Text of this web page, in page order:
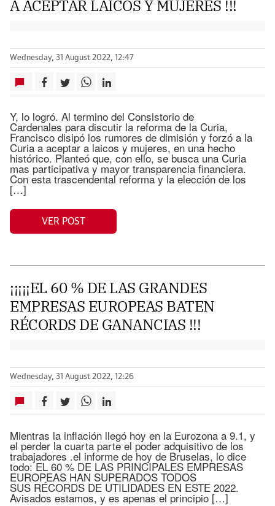
A ACEPTAR LAICOS Y MUJERES !!!
Wednesday, 31 August 2022, 12:47
Y, lo logró. Al termino del Consistorio de
Cardenales para discutir la reforma de la Curia,
Francisco disipó los rumores de dimisión y forzó a la
Curia a aceptar a laicos y mujeres, en una hecho
histórico. Planteó que, con ello, se busca una Curia
mas participativa y mayor transparencia financiera.
Con esta trascendental reforma y la elección de los
[…]
VER POST
¡¡¡¡¡EL 60 % DE LAS GRANDES
EMPRESAS EUROPEAS BATEN
RÉCORDS DE GANANCIAS !!!
Wednesday, 31 August 2022, 12:26
Mientras la inflación llegó hoy en la Eurozona a 9.1, y
el perder la cuarta parte el poder adquisitivo de los
trabajadores .el informe de hoy de Bruselas, lo dice
todo: EL 60 % DE LAS PRINCIPALES EMPRESAS
EUROPEAS HAN SUPERADOS TODOS
SUS RÉCORDS DE UTILIDADES EN ESTE 2022.
Avisados estamos, y es apenas el principio […]